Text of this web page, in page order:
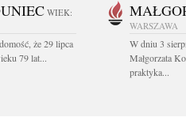
WIEK:
że 29 lipca
79 lat...
WARSZAWA
W dniu 3
Małgorzata
praktyka...